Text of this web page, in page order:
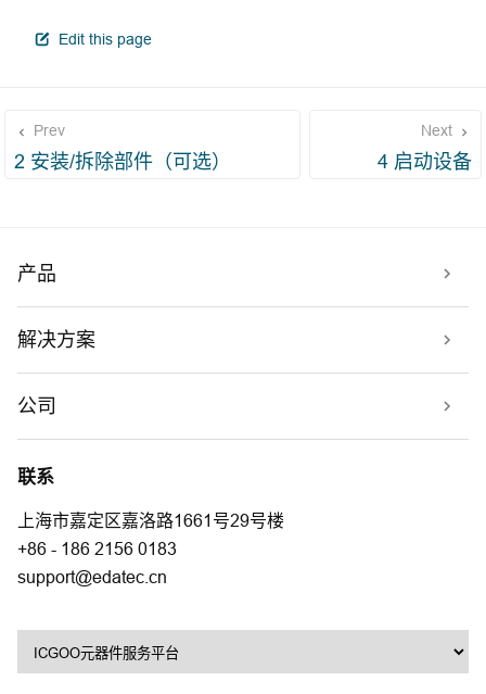
Edit this pageopen in new window
Prev
2 安装/拆除部件（可选）
Next
4 启动设备
产品
解决方案
公司
联系
上海市嘉定区嘉洛路1661号29号楼
+86 - 186 2156 0183
support@edatec.cn